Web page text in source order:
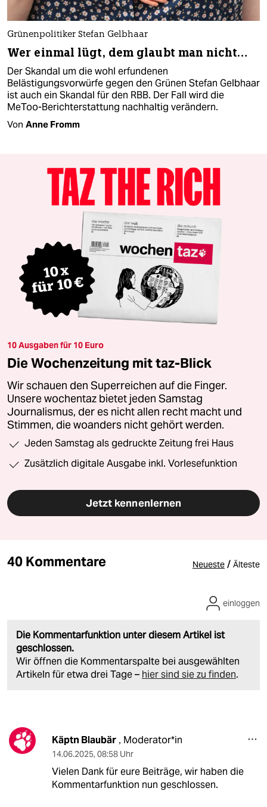
Grünenpolitiker Stefan Gelbhaar
Wer einmal lügt, dem glaubt man nicht…
Der Skandal um die wohl erfundenen
Belästigungsvorwürfe gegen den Grünen Stefan Gelbhaar
ist auch ein Skandal für den RBB. Der Fall wird die
MeToo-Berichterstattung nachhaltig verändern.
Von Anne Fromm
10 Ausgaben für 10 Euro
Die Wochenzeitung mit taz-Blick
Wir schauen den Superreichen auf die Finger.
Unsere wochentaz bietet jeden Samstag
Journalismus, der es nicht allen recht macht und
Stimmen, die woanders nicht gehört werden.
Jeden Samstag als gedruckte Zeitung frei Haus
Zusätzlich digitale Ausgabe inkl. Vorlesefunktion
Jetzt kennenlernen
40 Kommentare Neueste / Älteste
Die Kommentarfunktion unter diesem Artikel ist
geschlossen.
Wir öffnen die Kommentarspalte bei ausgewählten
Artikeln für etwa drei Tage – hier sind sie zu finden.
einloggen
Käptn Blaubär, Moderator*in
14.06.2025, 08:58 Uhr
Vielen Dank für eure Beiträge, wir haben die
Kommentarfunktion nun geschlossen.